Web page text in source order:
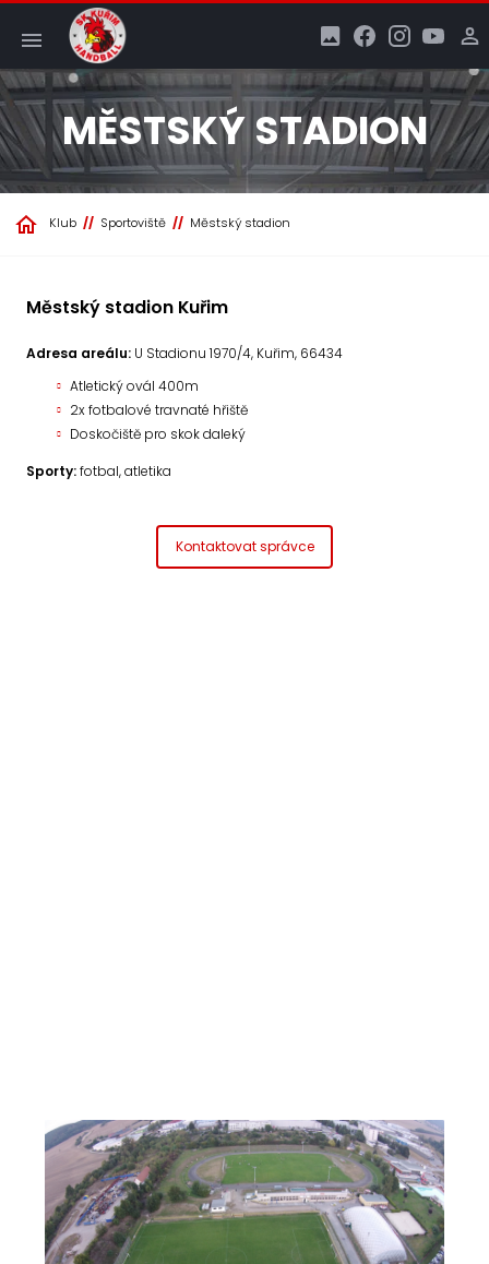
MĚSTSKÝ STADION
Klub Sportoviště Městský stadion
Městský stadion Kuřim
Adresa areálu: U Stadionu 1970/4, Kuřim, 66434
Atletický ovál 400m
2x fotbalové travnaté hřiště
Doskočiště pro skok daleký
Sporty:fotbal, atletika